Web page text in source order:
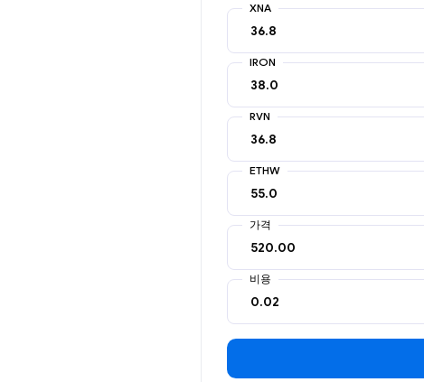
XNA
IRON
RVN
ETHW
가격
비용